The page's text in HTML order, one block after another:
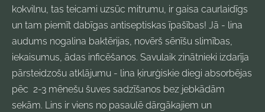
kokvilnu, tas teicami uzsūc mitrumu, ir gaisa caurlaidīgs
un tam piemīt dabīgas antiseptiskas īpašības! Jā - lina
audums nogalina baktērijas, novērš sēnīšu slimības,
iekaisumus, ādas inficēšanos. Savulaik zinātnieki izdarīja
pārsteidzošu atklājumu - lina ķirurģiskie diegi absorbējas
pēc 2-3 mēnešu šuves sadzīšanos bez jebkādām
sekām. Lins ir viens no pasaulē dārgākajiem un